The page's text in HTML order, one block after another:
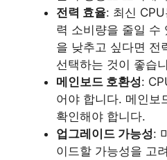
전력 효율: 최신
력 소비량을 줄일 수
을 낮추고 싶다면 전
선택하는 것이 좋습
메인보드 호환성:
어야 합니다. 메인보
확인해야 합니다.
업그레이드 가능성:
이드할 가능성을 고